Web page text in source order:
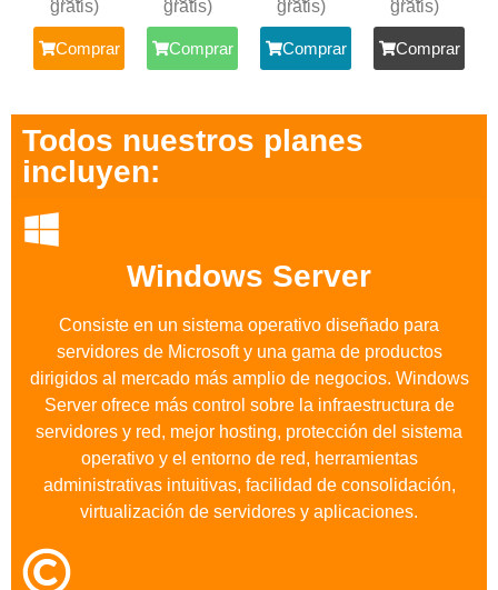
gratis)
Comprar
gratis)
Comprar
gratis)
Comprar
gratis)
Comprar
Todos nuestros planes
incluyen:
Windows Server
Consiste en un sistema operativo diseñado para
servidores de Microsoft y una gama de productos
dirigidos al mercado más amplio de negocios. Windows
Server ofrece más control sobre la infraestructura de
servidores y red, mejor hosting, protección del sistema
operativo y el entorno de red, herramientas
administrativas intuitivas, facilidad de consolidación,
virtualización de servidores y aplicaciones.